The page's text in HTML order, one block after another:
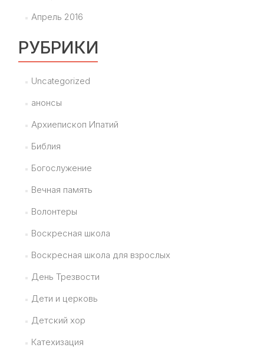
Апрель 2016
РУБРИКИ
Uncategorized
анонсы
Архиепископ Ипатий
Библия
Богослужение
Вечная память
Волонтеры
Воскресная школа
Воскресная школа для взрослых
День Трезвости
Дети и церковь
Детский хор
Катехизация